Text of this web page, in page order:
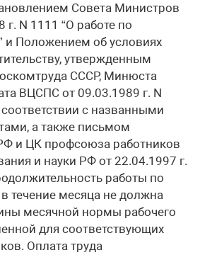
Совета Министров
N 1111 “О работе по
и Положением об условиях
утвержденным
СССР, Минюста
ВЦСПС от 09.03.1989 г. N
с названными
а также письмом
и ЦК профсоюза работников
и науки РФ от 22.04.1997 г.
работы по
течение месяца не должна
месячной нормы рабочего
для соответствующих
Оплата труда